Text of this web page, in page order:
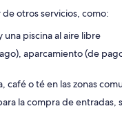
otros servicios, como:
una piscina al aire libre
aparcamiento (de
café o té en las zonas
la compra de entradas,